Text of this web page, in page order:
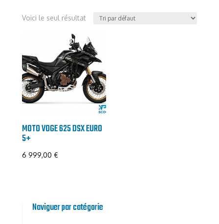
Voici le seul résultat
MOTO VOGE 625 DSX EURO
5+
6 999,00 €
Naviguer par catégorie